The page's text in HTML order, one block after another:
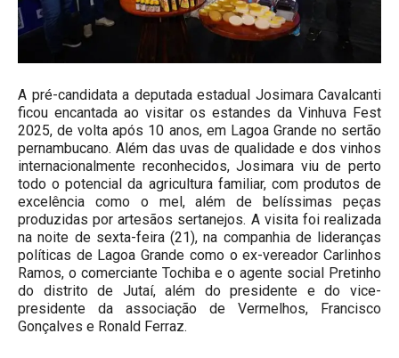
A pré-candidata a deputada estadual Josimara Cavalcanti
ficou encantada ao visitar os estandes da Vinhuva Fest
2025, de volta após 10 anos, em Lagoa Grande no sertão
pernambucano. Além das uvas de qualidade e dos vinhos
internacionalmente reconhecidos, Josimara viu de perto
todo o potencial da agricultura familiar, com produtos de
excelência como o mel, além de belíssimas peças
produzidas por artesãos sertanejos. A visita foi realizada
na noite de sexta-feira (21), na companhia de lideranças
políticas de Lagoa Grande como o ex-vereador Carlinhos
Ramos, o comerciante Tochiba e o agente social Pretinho
do distrito de Jutaí, além do presidente e do vice-
presidente da associação de Vermelhos, Francisco
Gonçalves e Ronald Ferraz.